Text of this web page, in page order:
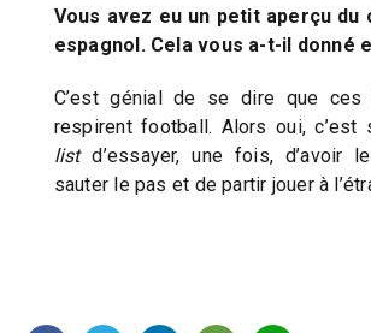
Vous avez eu un petit aperçu du
espagnol. Cela vous a-t-il donné
C’est génial de se dire que
respirent football. Alors oui, c’est
listd’essayer, une fois, d’avoir
sauter le pas et de partir jouer à